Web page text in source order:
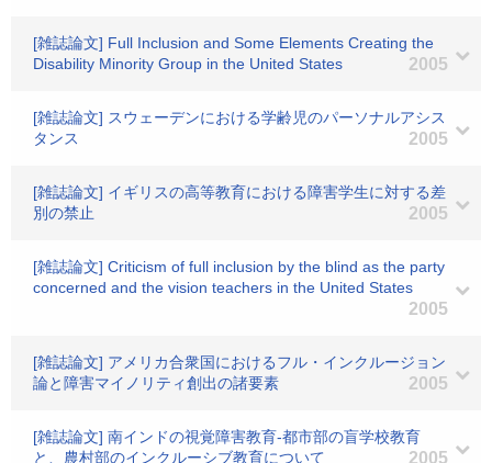
[雑誌論文] Full Inclusion and Some Elements Creating the
Disability Minority Group in the United States
2005
[雑誌論文] スウェーデンにおける学齢児のパーソナルアシス
タンス
2005
[雑誌論文] イギリスの高等教育における障害学生に対する差
別の禁止
2005
[雑誌論文] Criticism of full inclusion by the blind as the party
concerned and the vision teachers in the United States
2005
[雑誌論文] アメリカ合衆国におけるフル・インクルージョン
論と障害マイノリティ創出の諸要素
2005
[雑誌論文] 南インドの視覚障害教育-都市部の盲学校教育
と、農村部のインクルーシブ教育について
2005